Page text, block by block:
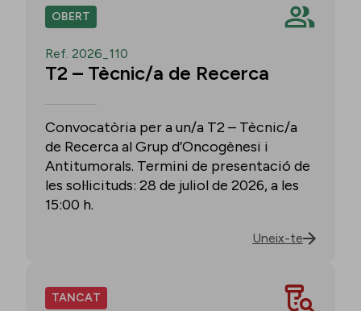
OBERT
Ref. 2026_110
T2 – Tècnic/a de Recerca
Convocatòria per a un/a T2 – Tècnic/a
de Recerca al Grup d’Oncogènesi i
Antitumorals. Termini de presentació de
les sol·licituds: 28 de juliol de 2026, a les
15:00 h.
Uneix-te
TANCAT